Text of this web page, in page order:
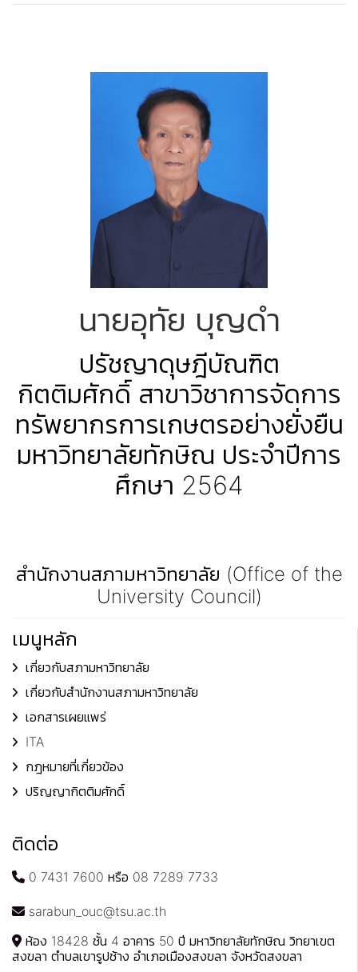
นายอุทัย บุญดำ
ปรัชญาดุษฎีบัณฑิต
กิตติมศักดิ์ สาขาวิชาการจัดการ
ทรัพยากรการเกษตรอย่างยั่งยืน
มหาวิทยาลัยทักษิณ ประจำปีการ
ศึกษา 2564
สำนักงานสภามหาวิทยาลัย (Office of the
University Council)
เมนูหลัก
เกี่ยวกับสภามหาวิทยาลัย
เกี่ยวกับสำนักงานสภามหาวิทยาลัย
เอกสารเผยแพร่
ITA
กฎหมายที่เกี่ยวข้อง
ปริญญากิตติมศักดิ์
ติดต่อ
0 7431 7600 หรือ 08 7289 7733
sarabun_ouc@tsu.ac.th
ห้อง 18428 ชั้น 4 อาคาร 50 ปี มหาวิทยาลัยทักษิณ วิทยาเขต
สงขลา ตำบลเขารูปช้าง อำเภอเมืองสงขลา จังหวัดสงขลา